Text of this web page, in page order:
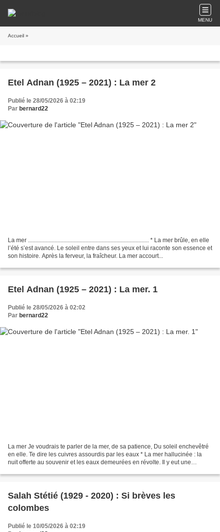
MENU
Accueil »
Etel Adnan (1925 – 2021) : La mer 2
Publié le 28/05/2026 à 02:19
Par bernard22
La mer .................................................................................. * La mer brûle, en elle
l’été s’est avancé. Le soleil entre dans ses yeux et lui raconte son essence et
son histoire. Après la ferveur, la fraîcheur. La mer accourt...
Etel Adnan (1925 – 2021) : La mer. 1
Publié le 28/05/2026 à 02:02
Par bernard22
La mer Je voudrais te parler de la mer, de sa patience, Du soleil enchevêtré
en elle. Te dire les cuivres assourdis par les eaux * La mer hallucinée : la
nuit offerte au souvenir et les eaux demeurées en révolte. Il y eut une
Salah Stétié (1929 - 2020) : Si brèves les
colombes
Publié le 10/05/2026 à 02:19